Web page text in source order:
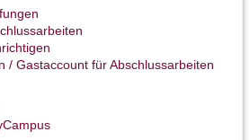
/ Gastaccount für Abschlussarbeiten